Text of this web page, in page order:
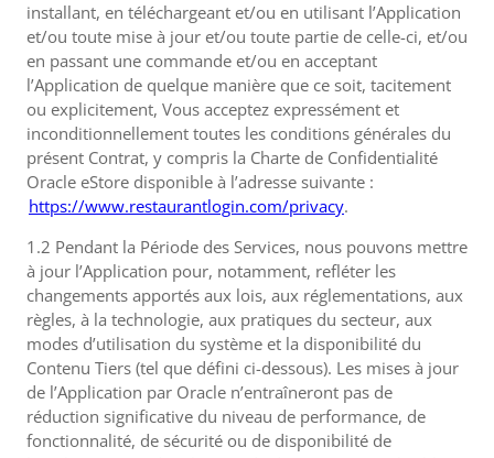
installant, en téléchargeant et/ou en utilisant l’Application
et/ou toute mise à jour et/ou toute partie de celle-ci, et/ou
en passant une commande et/ou en acceptant
l’Application de quelque manière que ce soit, tacitement
ou explicitement, Vous acceptez expressément et
inconditionnellement toutes les conditions générales du
présent Contrat, y compris la Charte de Confidentialité
Oracle eStore disponible à l’adresse suivante :
https://www.restaurantlogin.com/privacy.
1.2 Pendant la Période des Services, nous pouvons mettre
à jour l’Application pour, notamment, refléter les
changements apportés aux lois, aux réglementations, aux
règles, à la technologie, aux pratiques du secteur, aux
modes d’utilisation du système et la disponibilité du
Contenu Tiers (tel que défini ci-dessous). Les mises à jour
de l’Application par Oracle n’entraîneront pas de
réduction significative du niveau de performance, de
fonctionnalité, de sécurité ou de disponibilité de